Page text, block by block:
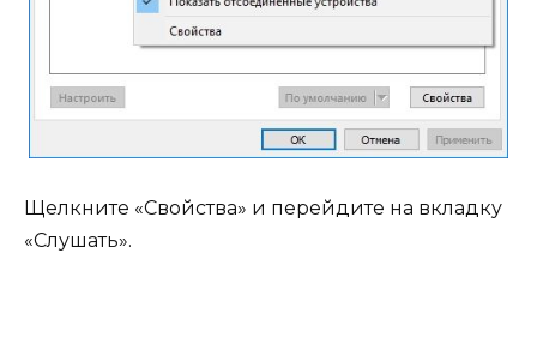
Щелкните «Свойства» и перейдите на вкладку
«Слушать».